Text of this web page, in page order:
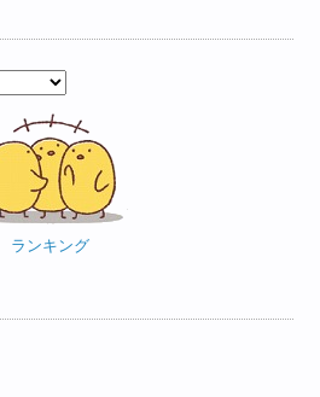
ランキング